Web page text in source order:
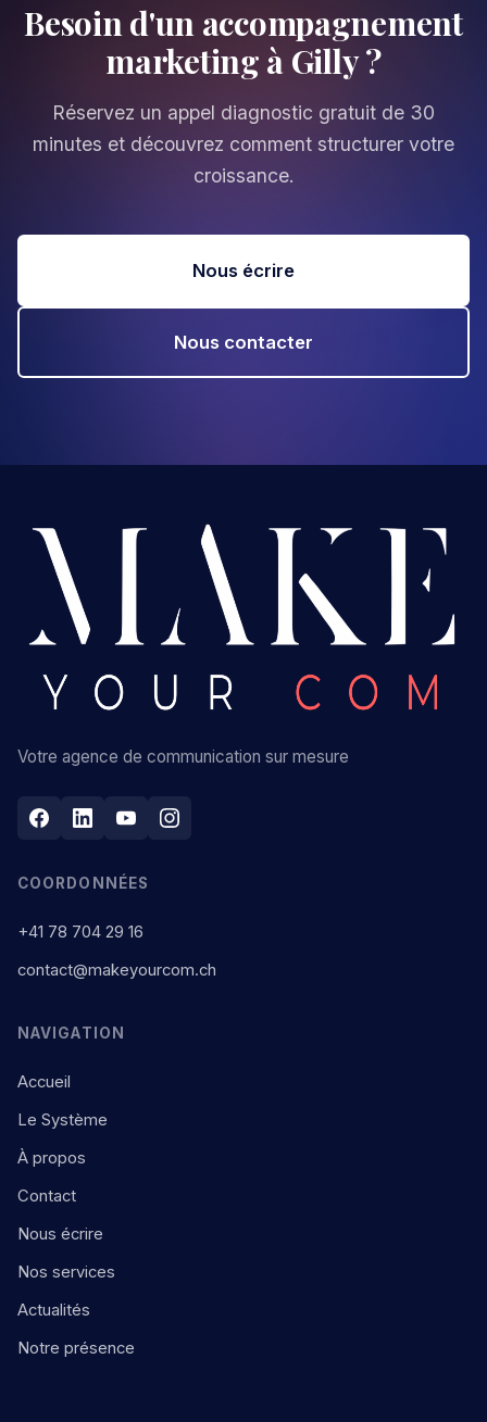
Besoin d'un accompagnement
marketing à Gilly ?
Réservez un appel diagnostic gratuit de 30
minutes et découvrez comment structurer votre
croissance.
Nous écrire
Nous contacter
Votre agence de communication sur mesure
COORDONNÉES
+41 78 704 29 16
contact@makeyourcom.ch
NAVIGATION
Accueil
Le Système
À propos
Contact
Nous écrire
Nos services
Actualités
Notre présence